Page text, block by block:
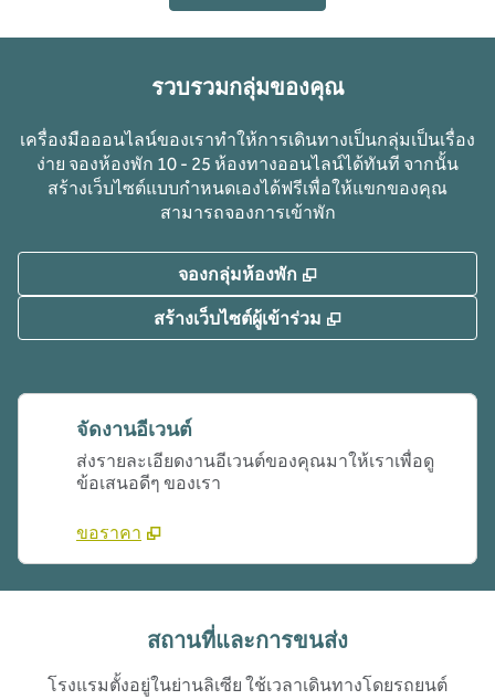
รวบรวมกลุ่มของคุณ
เครื่องมือออนไลน์ของเราทําให้การเดินทางเป็นกลุ่มเป็นเรื่อง
ง่าย จองห้องพัก 10 - 25 ห้องทางออนไลน์ได้ทันที จากนั้น
สร้างเว็บไซต์แบบกําหนดเองได้ฟรีเพื่อให้แขกของคุณ
สามารถจองการเข้าพัก
จองกลุ่มห้องพัก ,
สร้างเว็บไซต์ผู้เข้าร่วม ,
จัดงานอีเวนต์
ส่งรายละเอียดงานอีเวนต์ของคุณมาให้เราเพื่อดู
ข้อเสนอดีๆ ของเรา
ขอราคา
สถานที่และการขนส่ง
โรงแรมตั้งอยู่ในย่านลิเซีย ใช้เวลาเดินทางโดยรถยนต์